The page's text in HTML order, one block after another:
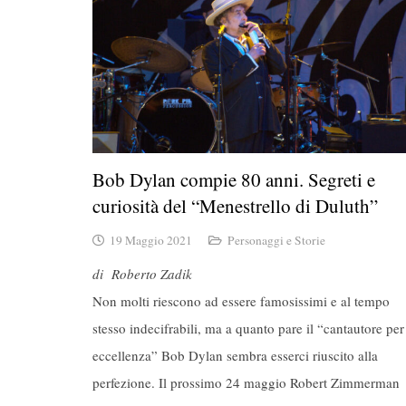
Bob Dylan compie 80 anni. Segreti e
curiosità del “Menestrello di
19 Maggio 2021 Personaggi e Storie
di Roberto Zadik
Non molti riescono ad essere famosissimi e al tempo
stesso indecifrabili, ma a quanto pare il “cantautore per
eccellenza” Bob Dylan sembra esserci riuscito alla
perfezione. Il prossimo 24 maggio Robert Zimmerman